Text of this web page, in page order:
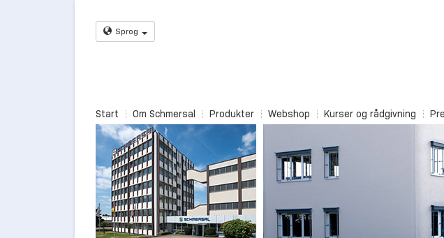
Sprog
Start Om Schmersal Produkter Webshop Kurser og rådgivning